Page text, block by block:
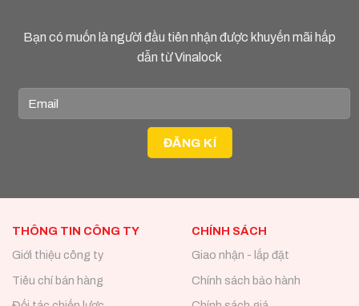
Bạn có muốn là người đầu tiên nhận được khuyến mãi hấp
dẫn từ Vinalock
THÔNG TIN CÔNG TY
Giới thiệu công ty
Tiêu chí bán hàng
CHÍNH SÁCH
Giao nhận - lắp đặt
Chính sách bảo hành